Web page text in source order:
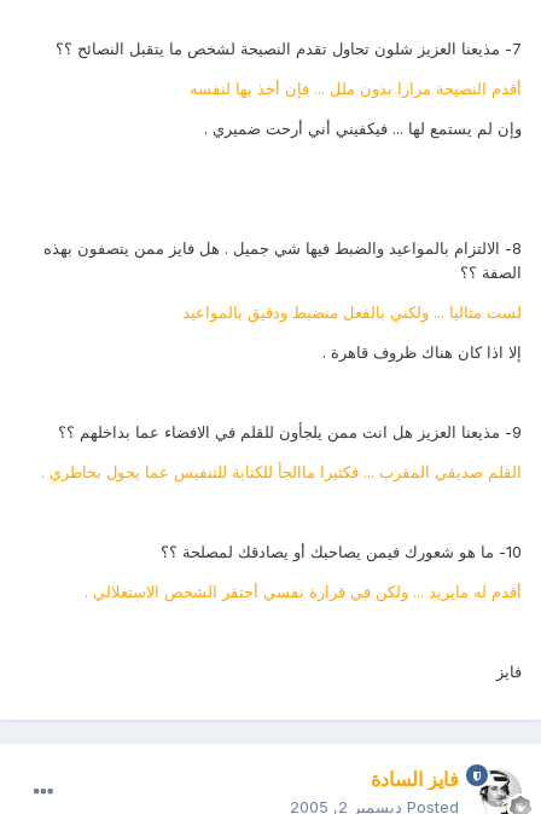
7- مذيعنا العزيز شلون تحاول تقدم النصيحة لشخص ما يتقبل النصائح ؟؟
أقدم النصيحة مرارا بدون ملل ... فإن أخذ بها لنفسه
وإن لم يستمع لها ... فيكفيني أني أرحت ضميري .
8- الالتزام بالمواعيد والضبط فيها شي جميل . هل فايز ممن يتصفون بهذه
الصفة ؟؟
لست مثاليا ... ولكني بالفعل منضبط ودقيق بالمواعيد
إلا اذا كان هناك ظروف قاهرة .
9- مذيعنا العزيز هل انت ممن يلجأون للقلم في الافضاء عما بداخلهم ؟؟
القلم صديقي المقرب ... فكثيرا ماالجأ للكتابة للتنفيس عما يجول بخاطري .
10- ما هو شعورك فيمن يصاحبك أو يصادقك لمصلحة ؟؟
أقدم له مايريد ... ولكن في قرارة نفسي أحتقر الشخص الاستغلالي .
فايز
فايز السادة
Posted ديسمبر 2, 2005